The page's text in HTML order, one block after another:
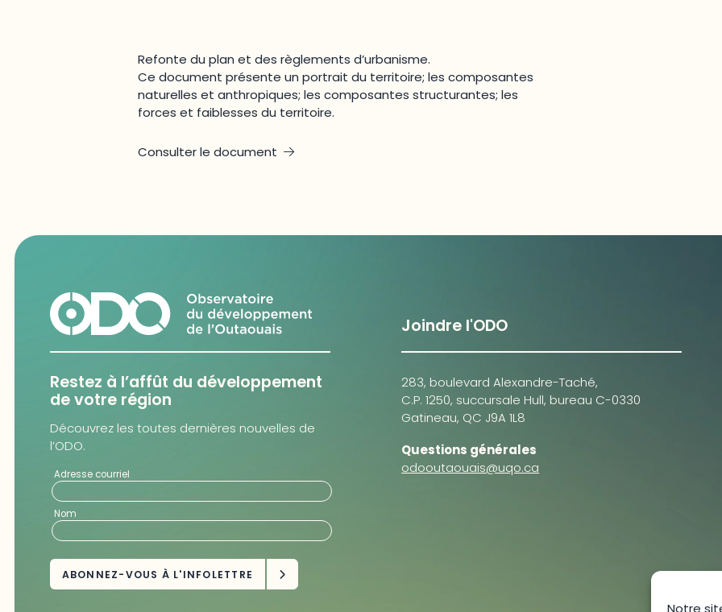
Notre
Refonte du plan et des règlements d’urbanisme.
Ce document présente un portrait du territoire; les composantes
naturelles et anthropiques; les composantes structurantes; les
forces et faiblesses du territoire.
Consulter le document
Restez à l’affût du développement
de votre région
Découvrez les toutes dernières nouvelles de
l’ODO.
Adresse courriel
Nom
Joindre l'ODO
283, boulevard Alexandre-Taché,
C.P. 1250, succursale Hull, bureau C-0330
Gatineau, QC J9A 1L8
Questions générales
odooutaouais@uqo.ca